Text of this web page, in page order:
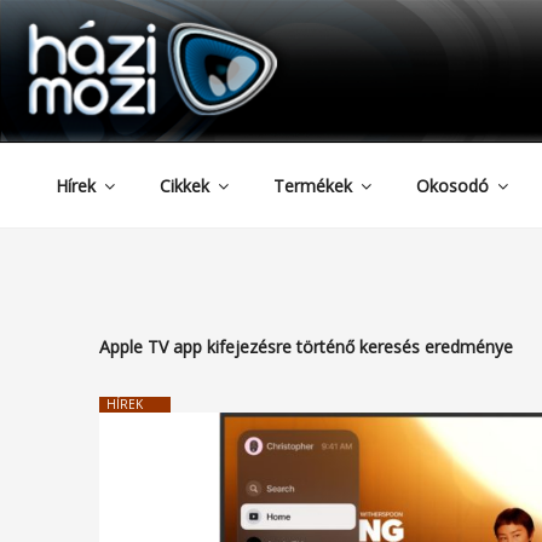
Tartalomhoz
HAZIMOZI
Hírek Cikkek Termékek Okosodó
Apple TV app kifejezésre történő keresés eredménye
HÍREK